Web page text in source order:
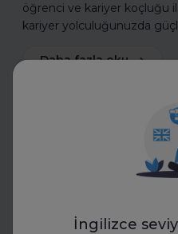
İngilizce
öğrenci ve kariyer koçluğu
kariyer yolculuğunuzda
Daha fazla oku